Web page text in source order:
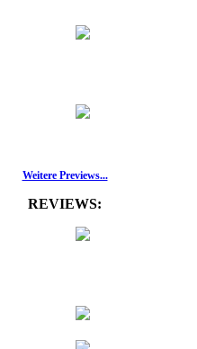
Weitere Previews...
REVIEWS: